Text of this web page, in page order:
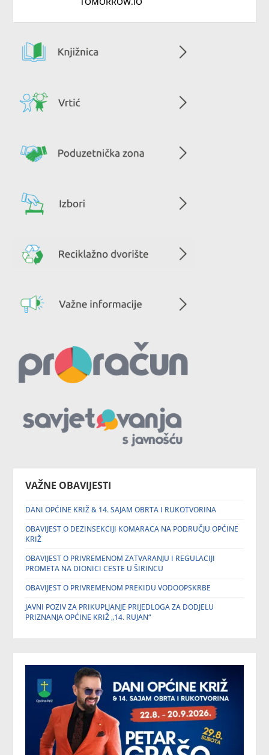
VAŽNE OBAVIJESTI
DANI OPĆINE KRIŽ & 14. SAJAM OBRTA I RUKOTVORINA
OBAVIJEST O DEZINSEKCIJI KOMARACA NA PODRUČJU OPĆINE
KRIŽ
OBAVIJEST O PRIVREMENOM ZATVARANJU I REGULACIJI
PROMETA NA DIONICI CESTE U ŠIRINCU
OBAVIJEST O PRIVREMENOM PREKIDU VODOOPSKRBE
JAVNI POZIV ZA PRIKUPLJANJE PRIJEDLOGA ZA DODJELU
PRIZNANJA OPĆINE KRIŽ „14. RUJAN“